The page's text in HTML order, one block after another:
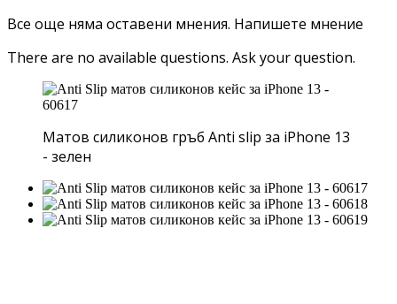
Все още няма оставени мнения. Напишете мнение
There are no available questions. Ask your question.
Матов силиконов гръб Anti slip за iPhone 13
- зелен